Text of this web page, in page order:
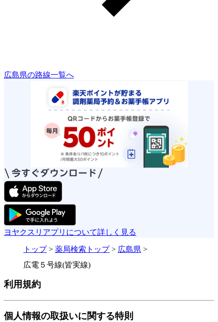
広島県の路線一覧へ
ヨヤクスリアプリについて詳しく見る
トップ> 薬局検索トップ> 広島県 >
広電５号線(皆実線)
利用規約
個人情報の取扱いに関する特則